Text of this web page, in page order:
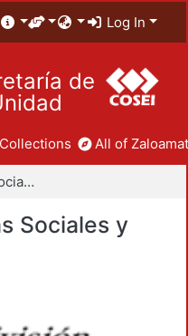
Log In
de
All of
División de Ciencias Sociales y Humanidades
Sociales y